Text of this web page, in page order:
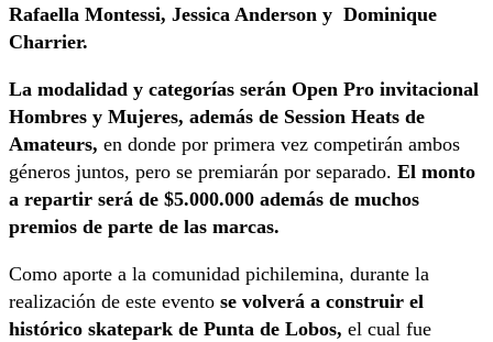
Rafaella Montessi, Jessica Anderson y Dominique
Charrier.
La modalidad y categorías serán Open Pro invitacional
Hombres y Mujeres, además de Session Heats de
Amateurs, en donde por primera vez competirán ambos
géneros juntos, pero se premiarán por separado. El monto
a repartir será de $5.000.000 además de muchos
premios de parte de las marcas.
Como aporte a la comunidad pichilemina, durante la
realización de este evento se volverá a construir el
histórico skatepark de Punta de Lobos, el cual fue